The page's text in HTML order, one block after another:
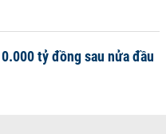
tỷ đồng sau nửa đầu